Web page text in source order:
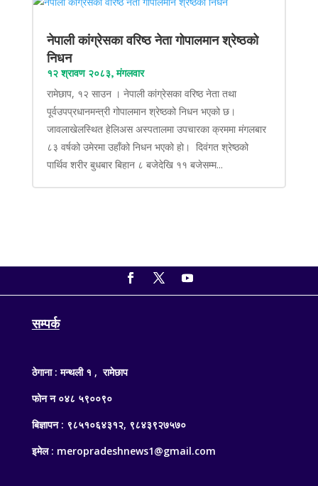
नेपाली कांग्रेसका वरिष्ठ नेता गोपालमान श्रेष्ठको
निधन
१२ श्रावण २०८३, मंगलवार
रामेछाप, १२ साउन । नेपाली कांग्रेसका वरिष्ठ नेता तथा
पूर्वउपप्रधानमन्त्री गोपालमान श्रेष्ठको निधन भएको छ।
जावलाखेलस्थित हेलिअस अस्पतालमा उपचारका क्रममा मंगलबार
८३ वर्षको उमेरमा उहाँको निधन भएको हो। दिवंगत श्रेष्ठको
पार्थिव शरीर बुधबार बिहान ८ बजेदेखि ११ बजेसम्म...
सम्पर्क
ठेगाना : मन्थली १ , रामेछाप
फोन न ०४८ ५९००९०
बिज्ञापन : ९८५१०६४३१२, ९८४३९२७५७०
इमेल : meropradeshnews1@gmail.com